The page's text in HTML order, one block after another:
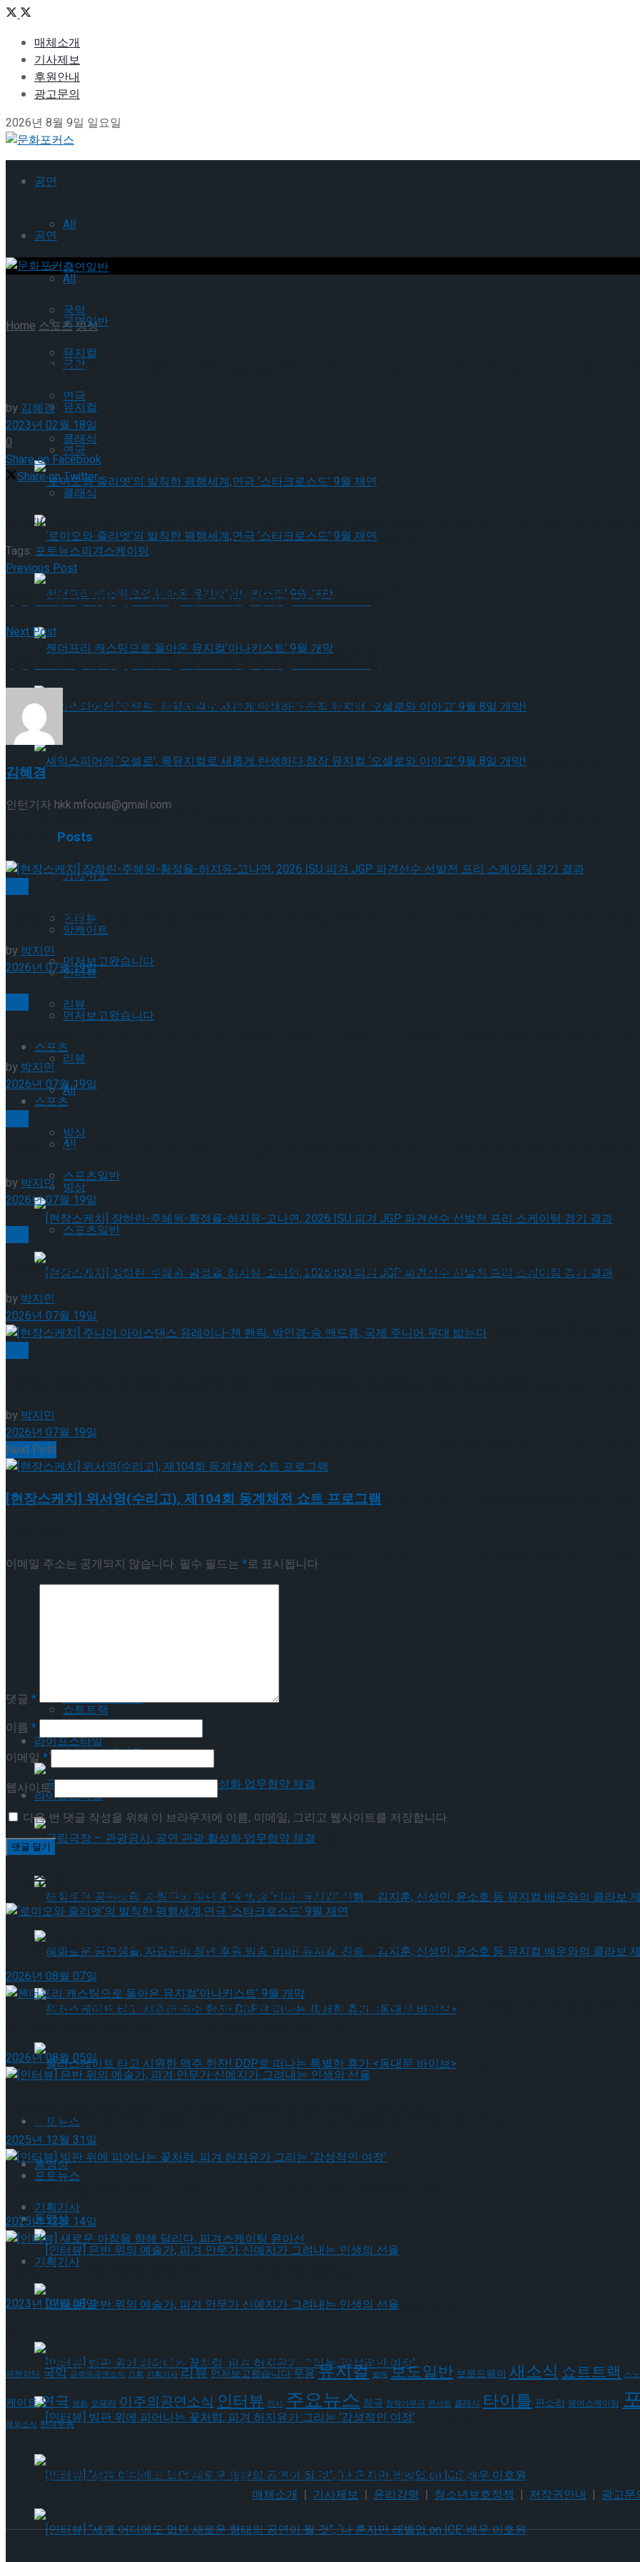
매체소개
기사제보
후원안내
광고문의
2026년 8월 9일 일요일
공연
All
공연일반
국악
뮤지컬
연극
클래식
‘로미오와 줄리엣’의 발칙한 평행세계,연극 ‘스타크로스드’ 9월 재연
젠더프리 캐스팅으로 돌아온 뮤지컬’아나키스트’ 9월 개막
셰익스피어의 ‘오셀로’, 록뮤지컬로 새롭게 탄생하다.창작 뮤지컬 ‘오셀로와 이아고’ 9월 8일 개막!
앙케이트
인터뷰
먼저보고왔습니다
리뷰
스포츠
All
빙상
스포츠일반
[현장스케치] 장하린-주혜원-황정율-허지유-고나연, 2026 ISU 피겨 JGP 파견선수 선발전 프리 스케
[현장스케치] 김민송-문지원-정수빈-이효원-최진아, 2026 ISU 피겨 JGP 파견선수 선발전 프리 스케
Trending Tags
스피드스케이팅
라이프스타일
국립극장 – 관광공사, 공연 관광 활성화 업무협약 체결
혜화로운 공연생활, 자립준비 청년 후원 방송 ‘비바! 뮤지컬’ 진행 … 김지훈, 신성민, 윤소호 등 뮤지컬
롤러스케이트 타고 시원한 맥주 한잔! DDP로 떠나는 특별한 휴가 <동대문 바이브>
포토뉴스
동영상
기획기사
[인터뷰] 은반 위의 예술가, 피겨 안무가 신예지가 그려내는 인생의 선율
[인터뷰] 빙판 위에 피어나는 꽃처럼, 피겨 허지유가 그리는 ‘감성적인 여정’
[인터뷰] “세계 어디에도 없던 새로운 형태의 공연이 될 것”, ‘나 혼자만 레벨업 on ICE’ 배우 이호원
공연
All
공연일반
국악
뮤지컬
연극
클래식
‘로미오와 줄리엣’의 발칙한 평행세계,연극 ‘스타크로스드’ 9월 재연
젠더프리 캐스팅으로 돌아온 뮤지컬’아나키스트’ 9월 개막
셰익스피어의 ‘오셀로’, 록뮤지컬로 새롭게 탄생하다.창작 뮤지컬 ‘오셀로와 이아고’ 9월 8일 개막!
Trending Tags
앙케이트
인터뷰
먼저보고왔습니다
리뷰
스포츠
All
빙상
스포츠일반
[현장스케치] 장하린-주혜원-황정율-허지유-고나연, 2026 ISU 피겨 JGP 파견선수 선발전 프리 스케
[현장스케치] 이규리-전효은-김지유-박하영, 2026 ISU 피겨 JGP 파견선수 선발전 프리 스케이팅 경기
[현장스케치] 김민송-문지원-정수빈-이효원-최진아, 2026 ISU 피겨 JGP 파견선수 선발전 프리 스케
쇼트트랙
스피드스케이팅
라이프스타일
국립극장 – 관광공사, 공연 관광 활성화 업무협약 체결
혜화로운 공연생활, 자립준비 청년 후원 방송 ‘비바! 뮤지컬’ 진행 … 김지훈, 신성민, 윤소호 등 뮤지컬
롤러스케이트 타고 시원한 맥주 한잔! DDP로 떠나는 특별한 휴가 <동대문 바이브>
포토뉴스
동영상
기획기사
[인터뷰] 은반 위의 예술가, 피겨 안무가 신예지가 그려내는 인생의 선율
[인터뷰] 빙판 위에 피어나는 꽃처럼, 피겨 허지유가 그리는 ‘감성적인 여정’
Home스포츠빙상
[현장스케치] 윤서진(목일중), 제104회 동계체전 쇼트 프로그램
by김혜경
2023년 02월 18일
0
Share on Facebook
Share on Twitter
윤서진(목일중)이 2월 18일 의정부 실내빙상장서 열린 제104회 전국동계체육대회에서 67.88점을 획득하며 A조 여자 중학교 부
Tags: 포토뉴스피겨스케이팅
Previous Post
[현장스케치] 차영현(고려대), 제104회 동계체전 쇼트 프로그램
Next Post
[현장스케치] 위서영(수리고), 제104회 동계체전 쇼트 프로그램
김혜경
인턴기자 hkk.mfocus@gmail.com
Posts
[현장스케치] 장하린-주혜원-황정율-허지유-고나연, 2026 ISU 피겨 JGP 파견선수 선발전 프리 스케이팅
by박지민
2026년 07월 19일
by 박지민
2026년 07월 19일
[현장스케치] 김민송-문지원-정수빈-이효원-최진아, 2026 ISU 피겨 JGP 파견선수 선발전 프리 스케이팅
by박지민
2026년 07월 19일
[현장스케치] 최하빈 우승… 2026 ISU 피겨 JGP 파견선수 선발전 남자 싱글 프리 스케이팅 경기 결과
by박지민
2026년 07월 19일
by박지민
2026년 07월 19일
Next Post
[현장스케치] 위서영(수리고), 제104회 동계체전 쇼트 프로그램
이메일 주소는 공개되지 않습니다. 필수 필드는 *로 표시됩니다
댓글 *
이름 *
이메일 *
웹사이트
다음 번 댓글 작성을 위해 이 브라우저에 이름, 이메일, 그리고 웹사이트를 저장합니다.
이번주 인기뉴스
‘로미오와 줄리엣’의 발칙한 평행세계,연극 ‘스타크로스드’ 9월 재연
2026년 08월 07일
2026년 08월 05일
2025년 12월 31일
2025년 12월 14일
[인터뷰] 새로운 아침을 향해 달리다, 피겨스케이팅 윤아선
2023년 07월 08일
관현악단 국악 금주의공연소식 기획 기획기사 리뷰 먼저보고왔습니다 무용뮤지컬 발레 보도일반 브로드웨이 새소식쇼트트랙 스
케이트연극 영화 오페라 이주의공연소식 인터뷰 전시 주요뉴스 창극 창작가무극 콘서트 클래식 타이틀 판소리 페어스케이팅
해외소식 현대무용
매체소개 | 기사제보 | 윤리강령 | 청소년보호정책 | 저작권안내 | 광고문